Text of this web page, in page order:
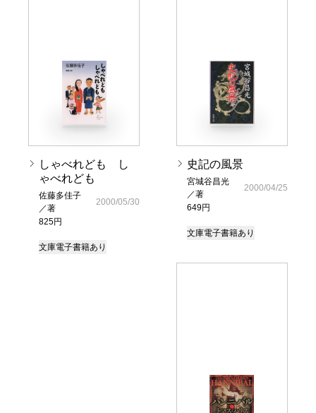
しゃべれども し
ゃべれども
佐藤多佳子
／著
825円
2000/05/30
文庫電子書籍あり
史記の風景
宮城谷昌光
／著
649円
2000/04/25
文庫電子書籍あり